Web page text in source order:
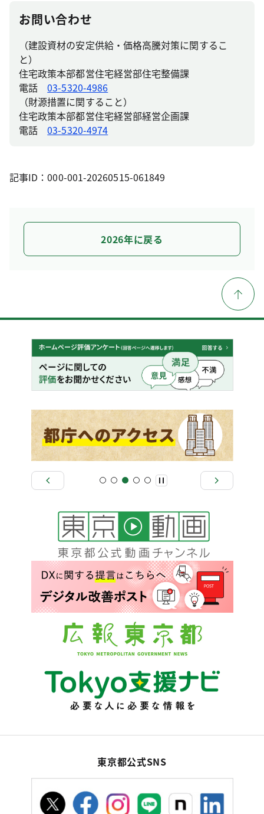
お問い合わせ
（建設資材の安定供給・価格高騰対策に関するこ
と）
住宅政策本部都営住宅経営部住宅整備課
電話03-5320-4986
（財源措置に関すること）
住宅政策本部都営住宅経営部経営企画課
電話03-5320-4974
記事ID：000-001-20260515-061849
2026年に戻る
東京都公式SNS